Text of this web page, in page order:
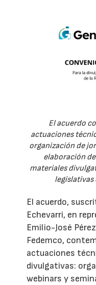
El acuerdo
actuaciones
organización de
elaboración
materiales
legislativas
El acuerdo,
Echevarri, en
Emilio-José
Fedemco,
actuaciones
divulgativas:
webinars y